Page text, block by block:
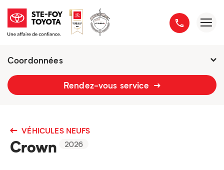
Coordonnées
2777 boulevard du Versant-Nord
Rendez-vous service
VÉHICULES NEUFS
Crown 2026